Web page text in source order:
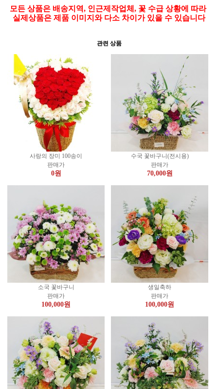
모든 상품은 배송지역, 인근제작업체, 꽃 수급 상황에 따라
실제상품은 제품 이미지와 다소 차이가 있을 수 있습니다
관련 상품
사랑의 장미 100송이
판매가
0원
수국 꽃바구니(전시용)
판매가
70,000원
소국 꽃바구니
판매가
100,000원
생일축하
판매가
100,000원